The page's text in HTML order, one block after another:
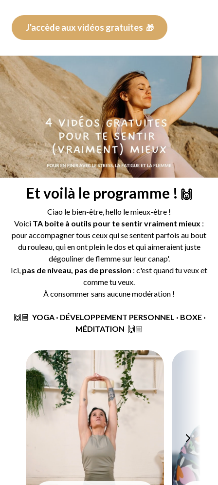
J'accède aux vidéos gratuites 🎁
Et voilà le programme ! 🙌
Ciao le bien-être, hello le mieux-être !
Voici TA boite à outils pour te sentir vraiment mieux :
pour accompagner tous ceux qui se sentent parfois au bout
du rouleau, qui en ont plein le dos et qui aimeraient juste
dégouliner de flemme sur leur canap'.
Ici, pas de niveau, pas de pression : c'est quand tu veux et
comme tu veux.
À consommersans aucune modération !
🙌🏼 YOGA · DÉVELOPPEMENT PERSONNEL · BOXE ·
MÉDITATION 🙌🏼